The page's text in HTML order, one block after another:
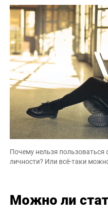
Почему нельзя пользоваться
личности? Или всё-таки
Можно ли